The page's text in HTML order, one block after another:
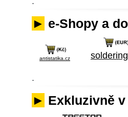
► e-Shopy a
antistatika.cz
.
► Exkluzivně